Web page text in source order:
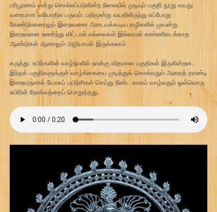
பரிபூரணம் என்று சொல்லப்படுகின்ற நிலையில் முடியும் பகுதி நூறு வயது
வரையான வயோதிக பருவம். பதிமூன்று வயதிலிருந்து எப்போது
வேண்டுமானாலும் இறைவனை அடையக்கூடிய வழிகளில் முயன்று
இறைவனை உணர்ந்து விட்டால் எல்லைகள் இல்லாமல் எண்ணிலடங்காத
ஆண்டுகள் ஆனாலும் அழியாமல் இருக்கலாம்
கருத்து: உயிர்களின் வாழ்நாளில் நான்கு விதமான பகுதிகள் இருகின்றன.
இந்தக் பகுதிகளுக்குள் வாழ்க்கையை முடித்துக் கொள்வதும் அதைத் தாண்டி
இறையருளால் யோகப் பயிற்சிகள் செய்து நீண்ட காலம் வாழ்வதும் ஒவ்வொரு
உயிரின் நோக்கத்தைப் பொறுத்தது.